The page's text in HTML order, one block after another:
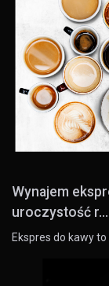
Wynajem
uroczystość r...
Ekspres do kawy